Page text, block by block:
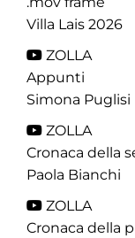
Villa Lais 2026
ZOLLA
Appunti
Simona Puglisi
ZOLLA
Cronaca della
Paola Bianchi
ZOLLA
Cronaca della